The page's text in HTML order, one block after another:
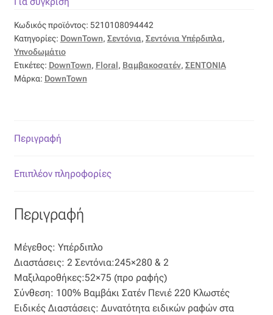
Καραβόπανο
Κρεπ
Λονέτα
Μουσελίνα
Μπροκάρ
Οργάντζα
Οργάντζα διπλή
Οργάντζα με κέντημα
Κωδικός προϊόντος: 5210108094442
Κατηγορίες: DownTown, Σεντόνια, Σεντόνια Υπέρδιπλα,
Υπνοδωμάτιο
Ετικέτες: DownTown, Floral, Βαμβακοσατέν, ΣΕΝΤΟΝΙΑ
Μάρκα: DownTown
Περιγραφή
Επιπλέον πληροφορίες
Περιγραφή
Μέγεθος: Υπέρδιπλο
Διαστάσεις: 2 Σεντόνια:245×280 & 2
Μαξιλαροθήκες:52×75 (πρo ραφής)
Σύνθεση: 100% Βαμβάκι Σατέν Πενιέ 220 Κλωστές
Ειδικές Διαστάσεις: Δυνατότητα ειδικών ραφών στα